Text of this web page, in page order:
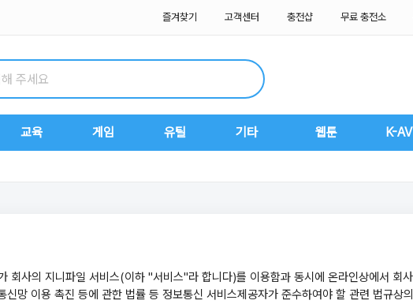
즐겨찾기 고객센터 충전샵 무료 충전소
교육 게임 유틸 기타 웹툰 K-AV
사의 지니파일 서비스(이하 "서비스"라 합니다)를 이용함과 동시에 온라인상에서 회
망 이용 촉진 등에 관한 법률 등 정보통신 서비스제공자가 준수하여야 할 관련 법규상